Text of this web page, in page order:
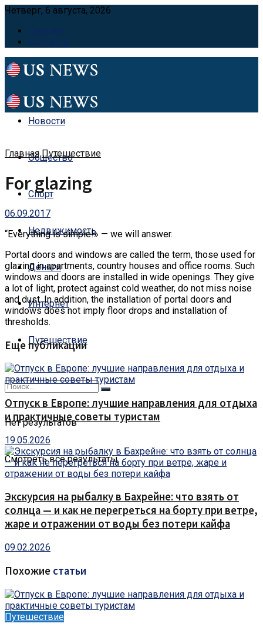
Четверг, 6 августа, 2026
Главная
Контакты
Новости
Общество
Спорт
Недвижимость
Деньги
Интернет
Путешествие
Нет результатов
Смотреть все результаты
Главная Путешествие
For glazing
06.09.2017
“Everything is simple!» — we will answer.
Portal doors and windows are called the term, those used for
glazing in apartments, country houses and office rooms. Such
windows and doors are installed in wide openings. They give
a lot of light, protect against cold weather, do not miss noise
and dust. In addition, the installation of portal doors and
windows does not imply floor drops and installation of
thresholds.
Еще публикации
Отпуск в Европе: лучшие направления для отдыха
и практичные советы туристам
19.05.2026
Экскурсия на рыбалку в Бахрейне: что взять от
солнца — и как не перегреться на борту при ветре,
жаре и отражении от воды без потери кайфа
09.02.2026
Похожие статьи
Путешествие